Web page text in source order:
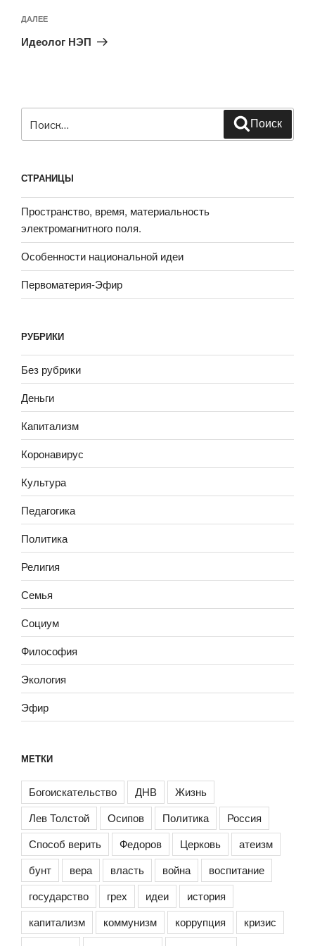
Следующая
запись
ДАЛЕЕ
Идеолог НЭП
Поиск
СТРАНИЦЫ
Пространство, время, материальность
электромагнитного поля.
Особенности национальной идеи
Первоматерия-Эфир
РУБРИКИ
Без рубрики
Деньги
Капитализм
Коронавирус
Культура
Педагогика
Политика
Религия
Семья
Социум
Философия
Экология
Эфир
МЕТКИ
Богоискательство ДНВ
Жизнь
Лев Толстой
Осипов Политика
Россия
Способ верить
Федоров Церковь
атеизм
бунт
вера власть война
воспитание
государство
грех идеи
история
капитализм
коммунизм коррупция
кризис